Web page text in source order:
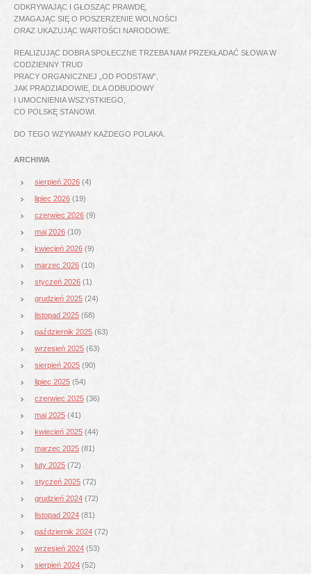
ODKRYWAJĄC I GŁOSZĄC PRAWDĘ,
ZMAGAJĄC SIĘ O POSZERZENIE WOLNOŚCI
ORAZ UKAZUJĄC WARTOŚCI NARODOWE.
REALIZUJĄC DOBRA SPOŁECZNE TRZEBA NAM PRZEKŁADAĆ SŁOWA W
CODZIENNY TRUD
PRACY ORGANICZNEJ „OD PODSTAW”,
JAK PRADZIADOWIE, DLA ODBUDOWY
I UMOCNIENIA WSZYSTKIEGO,
CO POLSKĘ STANOWI.
DO TEGO WZYWAMY KAŻDEGO POLAKA.
ARCHIWA
sierpień 2026 (4)
lipiec 2026 (19)
czerwiec 2026 (9)
maj 2026 (10)
kwiecień 2026 (9)
marzec 2026 (10)
styczeń 2026 (1)
grudzień 2025 (24)
listopad 2025 (68)
październik 2025 (63)
wrzesień 2025 (63)
sierpień 2025 (90)
lipiec 2025 (54)
czerwiec 2025 (36)
maj 2025 (41)
kwiecień 2025 (44)
marzec 2025 (81)
luty 2025 (72)
styczeń 2025 (72)
grudzień 2024 (72)
listopad 2024 (81)
październik 2024 (72)
wrzesień 2024 (53)
sierpień 2024 (52)